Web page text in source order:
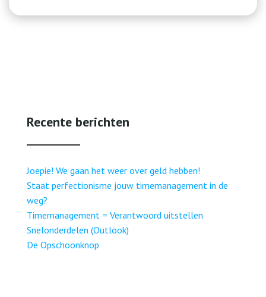
Recente berichten
Joepie! We gaan het weer over geld hebben!
Staat perfectionisme jouw timemanagement in de
weg?
Timemanagement = Verantwoord uitstellen
Snelonderdelen (Outlook)
De Opschoonknop